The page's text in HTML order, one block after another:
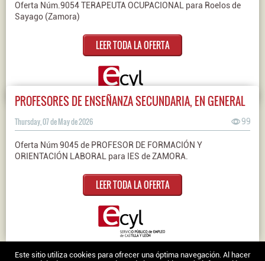
Oferta Núm.9054 TERAPEUTA OCUPACIONAL para Roelos de
Sayago (Zamora)
LEER TODA LA OFERTA
PROFESORES DE ENSEÑANZA SECUNDARIA, EN GENERAL
Thursday, 07 de May de 2026 99
Oferta Núm 9045 de PROFESOR DE FORMACIÓN Y
ORIENTACIÓN LABORAL para IES de ZAMORA.
LEER TODA LA OFERTA
Nosotros|Contacto| Ofertas en Twitter|Aviso legal|Política de
Este sitio utiliza cookies para ofrecer una óptima navegación. Al hacer